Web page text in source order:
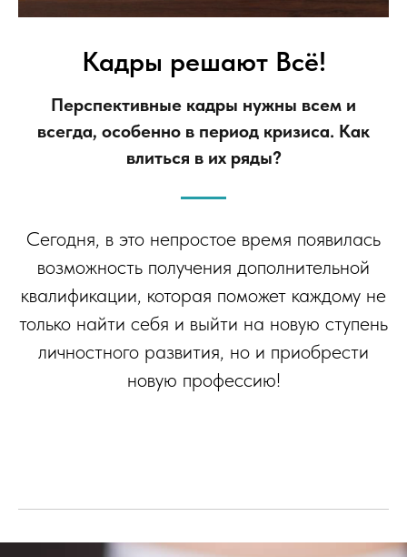
Кадры решают Всё!
Перспективные кадры нужны всем и
всегда, особенно в период кризиса. Как
влиться в их ряды?
Сегодня, в это непростое время появилась
возможность получения дополнительной
квалификации, которая поможет каждому не
только найти себя и выйти на новую ступень
личностного развития, но и приобрести
новую профессию!